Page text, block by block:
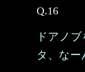
Q.16
ドアノ
タ、なー